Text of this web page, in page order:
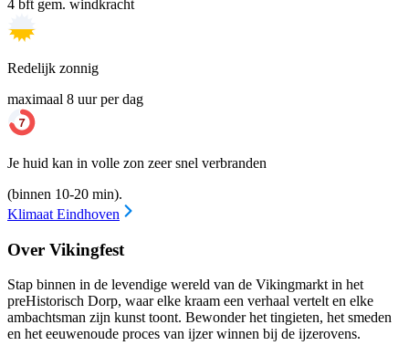
4 bft gem. windkracht
Redelijk zonnig
maximaal 8 uur per dag
Je huid kan in volle zon zeer snel verbranden
(binnen 10-20 min).
Klimaat Eindhoven
Over Vikingfest
Stap binnen in de levendige wereld van de Vikingmarkt in het
preHistorisch Dorp, waar elke kraam een verhaal vertelt en elke
ambachtsman zijn kunst toont. Bewonder het tingieten, het smeden
en het eeuwenoude proces van ijzer winnen bij de ijzerovens.